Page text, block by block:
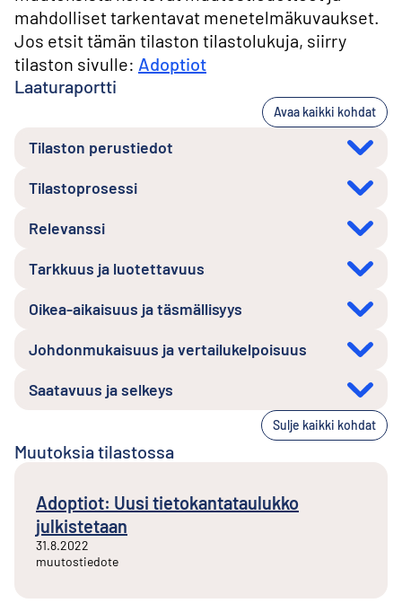
mahdolliset tarkentavat menetelmäkuvaukset.
Jos etsit tämän tilaston tilastolukuja, siirry
tilaston sivulle: Adoptiot
Laaturaportti
Avaa kaikki kohdat
Tilaston perustiedot
Tilastoprosessi
Relevanssi
Tarkkuus ja luotettavuus
Oikea-aikaisuus ja täsmällisyys
Johdonmukaisuus ja vertailukelpoisuus
Saatavuus ja selkeys
Sulje kaikki kohdat
Muutoksia tilastossa
Adoptiot: Uusi tietokantataulukko
julkistetaan
31.8.2022
muutostiedote